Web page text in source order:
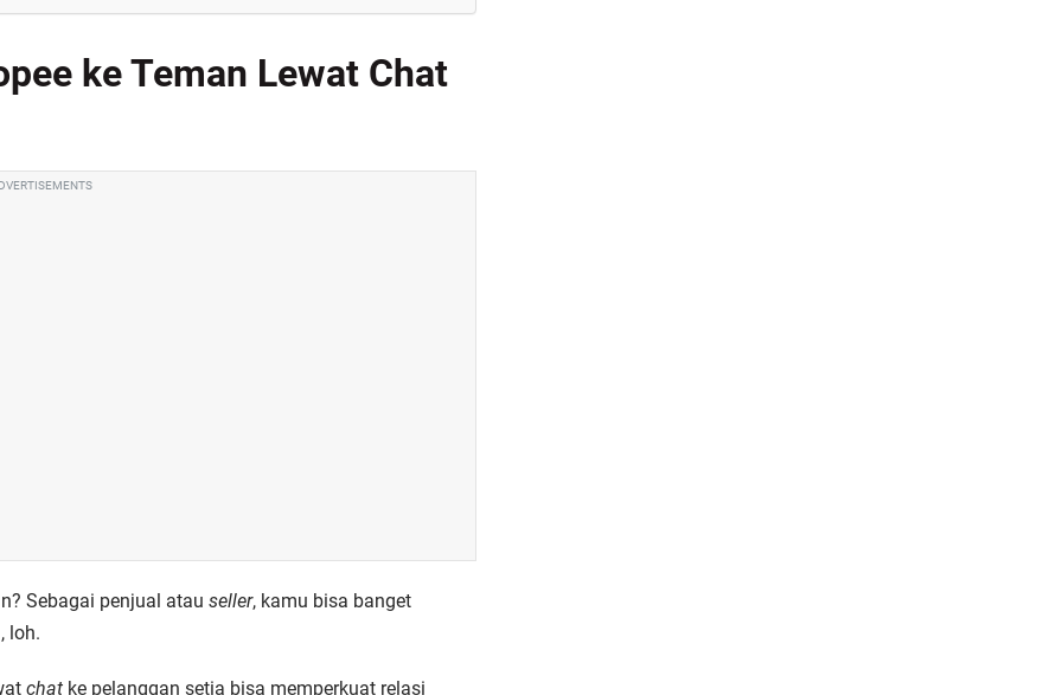
ke Teman Lewat Chat
Sebagai penjual atau seller, kamu bisa banget
loh.
chat ke pelanggan setia bisa memperkuat relasi